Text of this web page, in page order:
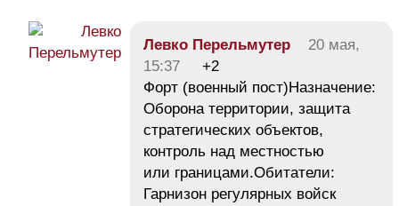
Левко Перельмутер
20 мая,
15:37
+2
Форт (военный пост)Назначение:
Оборона территории, защита
стратегических объектов,
контроль над местностью
или границами.Обитатели:
Гарнизон регулярных войск